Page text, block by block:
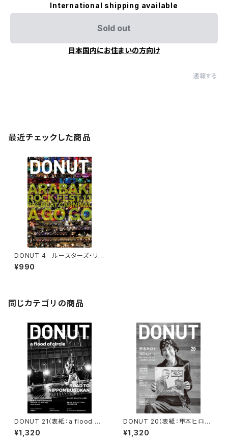
International shipping available
Sold out
日本国内にお住まいの方向け
通報する
最近チェックした商品
DONUT 4 ルースターズ・リス
ペクト「BIG BEAT CARNIVAL
A GO GO」
¥990
同じカテゴリの商品
DONUT 21（表紙：a flood of
circle）ポストカード付
¥1,320
DONUT 20（表紙：甲本ヒロト）
ポストカード付
¥1,320